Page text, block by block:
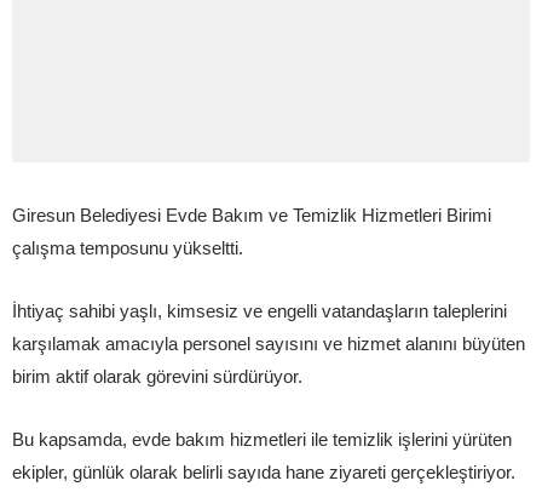
Giresun Belediyesi Evde Bakım ve Temizlik Hizmetleri Birimi
çalışma temposunu yükseltti.
İhtiyaç sahibi yaşlı, kimsesiz ve engelli vatandaşların taleplerini
karşılamak amacıyla personel sayısını ve hizmet alanını büyüten
birim aktif olarak görevini sürdürüyor.
Bu kapsamda, evde bakım hizmetleri ile temizlik işlerini yürüten
ekipler, günlük olarak belirli sayıda hane ziyareti gerçekleştiriyor.